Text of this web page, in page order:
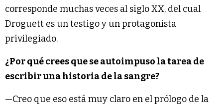
corresponde muchas veces al siglo XX, del cual
Droguett es un testigo y un protagonista
privilegiado.
¿Por qué crees que se autoimpuso la tarea de
escribir una historia de la sangre?
—Creo que eso está muy claro en el prólogo de la